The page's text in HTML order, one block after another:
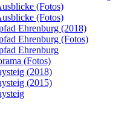
(Fotos)
(Fotos)
Ehrenburg (2018)
Ehrenburg (Fotos)
Ehrenburg
(Fotos)
(2018)
(2015)